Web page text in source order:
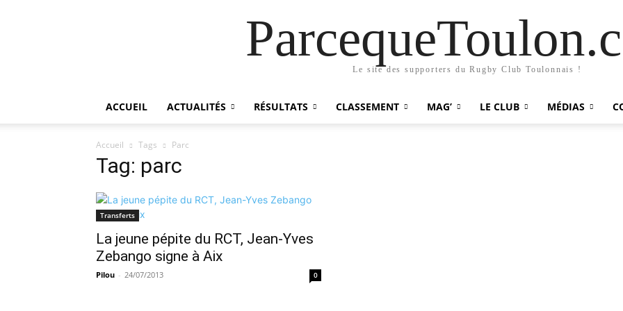
Le site des supporters du Rugby Club Toulonnais !
ACCUEIL ACTUALITÉS RÉSULTATS CLASSEMENT MAG’ LE CLUB MÉDIAS
Accueil Tags Parc
Tag: parc
Transferts
La jeune pépite du RCT, Jean-Yves
Zebango signe à Aix
Pilou - 24/07/2013 0